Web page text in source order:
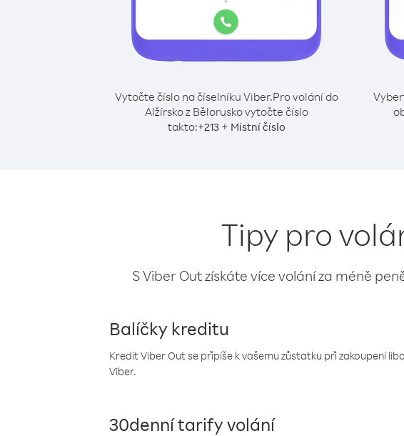
Vytočte číslo na číselníku Viber.Pro volání do
Alžírsko z Bělorusko vytočte číslo
takto:+213+ Místní číslo
Tipy pro
S Viber Out získáte více volání za méně
Balíčky kreditu
Kredit Viber Out se připíše k vašemu zůstatku při zakoupení
Viber.
30denní tarify volání